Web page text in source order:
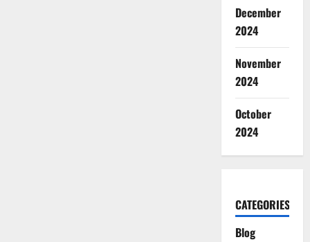
December
2024
November
2024
October
2024
CATEGORIES
Blog